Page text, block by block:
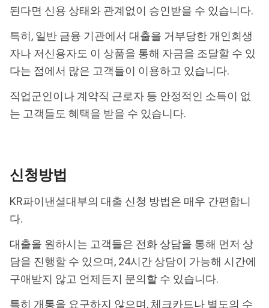
된다면 신용 상태와 관계없이 승인받을 수 있습니다.
특히, 일반 금융 기관에서 대출을 거부당한 개인회생
자나 저신용자도 이 상품을 통해 자금을 조달할 수 있
다는 점에서 많은 고객들이 이용하고 있습니다.
직업군인이나 계약직 근로자 등 안정적인 소득이 없
는 고객들도 혜택을 받을 수 있습니다.
신청방법
KR파이낸셜대부의 대출 신청 방법은 매우 간편합니
다.
대출을 원하시는 고객들은 전화 상담을 통해 먼저 상
담을 진행할 수 있으며, 24시간 상담이 가능해 시간에
구애받지 않고 언제든지 문의할 수 있습니다.
특히 개통을 요구하지 않으며, 체크카드나 별도의 수